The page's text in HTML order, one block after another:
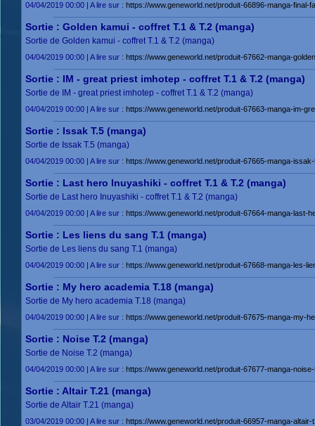
04/04/2019 00:00 | A lire sur : https://www.geneworld.net/produit-66896-manga-final-
Sortie : Golden kamui - coffret T.1 & T.2 (manga)
Sortie de Golden kamui - coffret T.1 & T.2 (manga)
04/04/2019 00:00 | A lire sur : https://www.geneworld.net/produit-67662-manga-
Sortie : IM - great priest imhotep - coffret T.1 & T.2 (manga)
Sortie de IM - great priest imhotep - coffret T.1 & T.2 (manga)
04/04/2019 00:00 | A lire sur : https://www.geneworld.net/produit-67663-manga-im-
Sortie : Issak T.5 (manga)
Sortie de Issak T.5 (manga)
04/04/2019 00:00 | A lire sur : https://www.geneworld.net/produit-67665-manga-
Sortie : Last hero Inuyashiki - coffret T.1 & T.2 (manga)
Sortie de Last hero Inuyashiki - coffret T.1 & T.2 (manga)
04/04/2019 00:00 | A lire sur : https://www.geneworld.net/produit-67664-manga-last-
Sortie : Les liens du sang T.1 (manga)
Sortie de Les liens du sang T.1 (manga)
04/04/2019 00:00 | A lire sur : https://www.geneworld.net/produit-67668-manga-les-
Sortie : My hero academia T.18 (manga)
Sortie de My hero academia T.18 (manga)
04/04/2019 00:00 | A lire sur : https://www.geneworld.net/produit-67675-manga-my-
Sortie : Noise T.2 (manga)
Sortie de Noise T.2 (manga)
04/04/2019 00:00 | A lire sur : https://www.geneworld.net/produit-67677-manga-
Sortie : Altair T.21 (manga)
Sortie de Altair T.21 (manga)
03/04/2019 00:00 | A lire sur : https://www.geneworld.net/produit-66957-manga-altair-